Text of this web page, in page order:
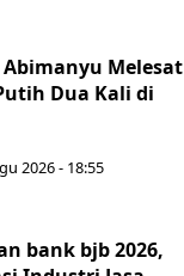
Melesat
Dua Kali di
2026 - 18:55
bank bjb 2026,